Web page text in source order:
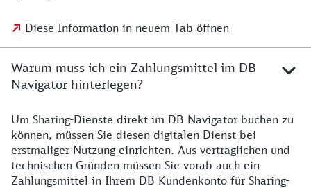
Diese Information in neuem Tab öffnen
Warum muss ich ein Zahlungsmittel im DB
Navigator hinterlegen?
Um Sharing-Dienste direkt im DB Navigator buchen zu
können, müssen Sie diesen digitalen Dienst bei
erstmaliger Nutzung einrichten. Aus vertraglichen und
technischen Gründen müssen Sie vorab auch ein
Zahlungsmittel in Ihrem DB Kundenkonto für Sharing-